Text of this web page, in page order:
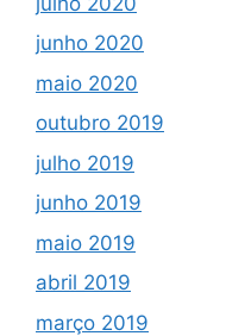
junho 2020
maio 2020
outubro 2019
julho 2019
junho 2019
maio 2019
abril 2019
março 2019